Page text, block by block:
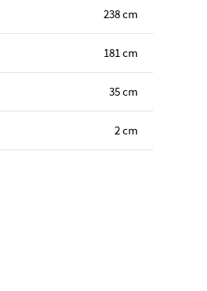
238 cm
181 cm
35 cm
2 cm